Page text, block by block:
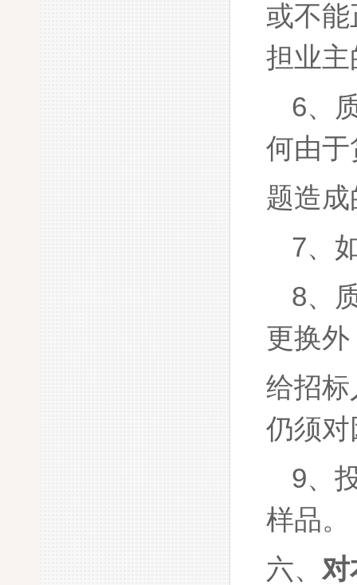
或不
担业
6、
何由
题造
7、
8、
更换
给招
仍须
9、
样品。
六、 对